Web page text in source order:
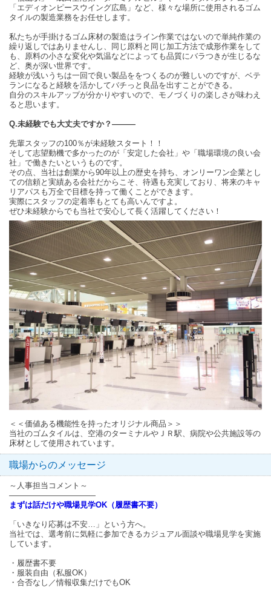
「エディオンピースウイング広島」など、様々な場所に使用されるゴム
タイルの製造業務をお任せします。
私たちが手掛けるゴム床材の製造はライン作業ではないので単純作業の
繰り返しではありませんし、同じ原料と同じ加工方法で成形作業をして
も、原料の小さな変化や気温などによっても品質にバラつきが生じるな
ど、奥が深い世界です。
経験が浅いうちは一回で良い製品ををつくるのが難しいのですが、ベテ
ランになると経験を活かしてバチっと良品を出すことができる。
自分のスキルアップが分かりやすいので、モノづくりの楽しさが味わえ
ると思います。
Q.未経験でも大丈夫ですか？―――
先輩スタッフの100％が未経験スタート！！
そして志望動機で多かったのが「安定した会社」や「職場環境の良い会
社」で働きたいというものです。
その点、当社は創業から90年以上の歴史を持ち、オンリーワン企業とし
ての信頼と実績ある会社だからこそ、待遇も充実しており、将来のキャ
リアパスも万全で目標を持って働くことができます。
実際にスタッフの定着率もとても高いんですよ。
ぜひ未経験からでも当社で安心して長く活躍してください！
＜＜価値ある機能性を持ったオリジナル商品＞＞
当社のゴムタイルは、空港のターミナルやＪＲ駅、病院や公共施設等の
床材として使用されています。
職場からのメッセージ
～人事担当コメント～
―――――――――――
まずは話だけや職場見学OK（履歴書不要）
「いきなり応募は不安…」という方へ。
当社では、選考前に気軽に参加できるカジュアル面談や職場見学を実施
しています。
・履歴書不要
・服装自由（私服OK）
・合否なし／情報収集だけでもOK